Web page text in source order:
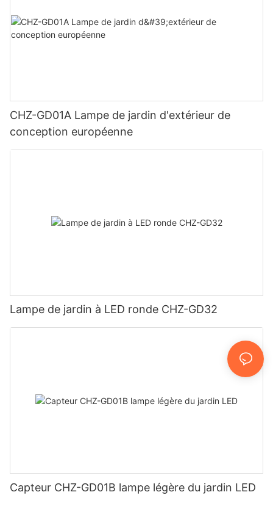
CHZ-GD01A Lampe de jardin d'extérieur de
conception européenne
Lampe de jardin à LED ronde CHZ-GD32
Capteur CHZ-GD01B lampe légère du jardin LED